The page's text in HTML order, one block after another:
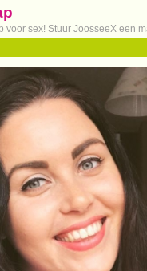
sex! Stuur JoosseeX een